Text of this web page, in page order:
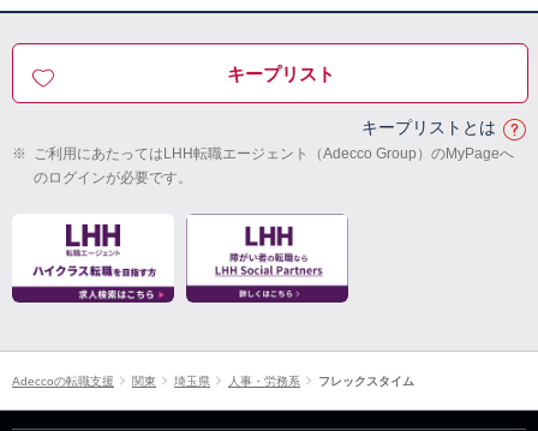
キープリスト
キープリストとは
※ ご利用にあたってはLHH転職エージェント（Adecco Group）のMyPageへ
のログインが必要です。
Adeccoの転職支援 関東 埼玉県 人事・労務系 フレックスタイム